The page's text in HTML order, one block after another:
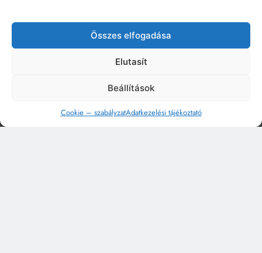
Összes elfogadása
Elutasít
Beállítások
Cookie – szabályzatAdatkezelési tájékoztató